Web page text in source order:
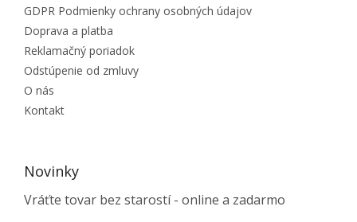
GDPR Podmienky ochrany osobných údajov
Doprava a platba
Reklamačný poriadok
Odstúpenie od zmluvy
O nás
Kontakt
Novinky
Vráťte tovar bez starostí - online a zadarmo